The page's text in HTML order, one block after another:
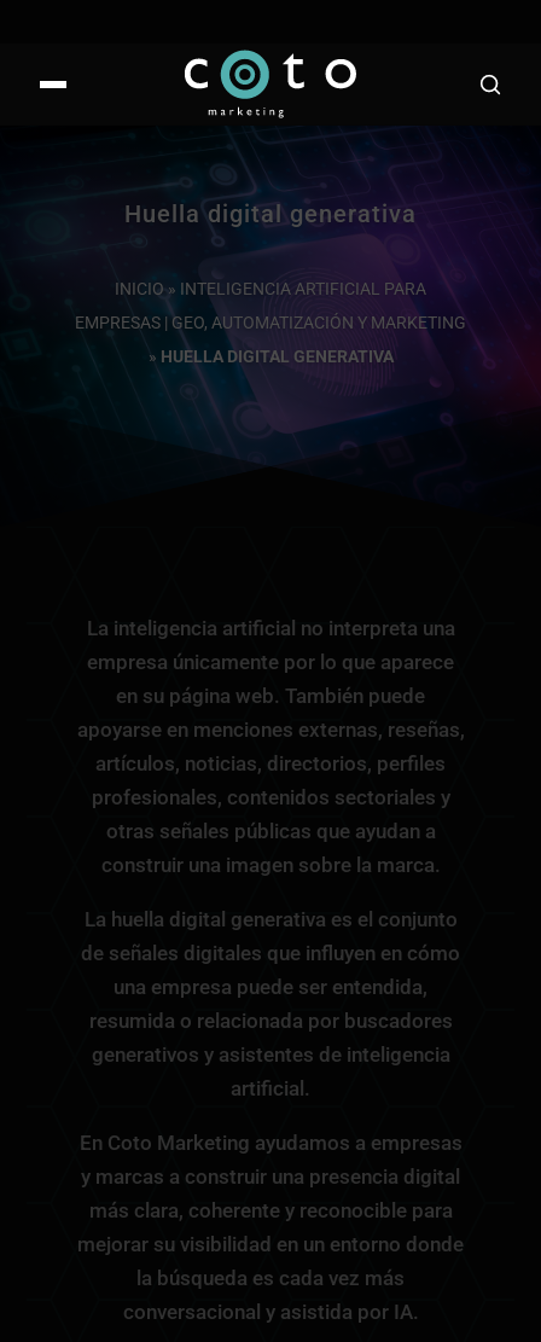
Huella digital generativa
INICIO » INTELIGENCIA ARTIFICIAL PARA
EMPRESAS | GEO, AUTOMATIZACIÓN Y MARKETING
» HUELLA DIGITAL GENERATIVA
La inteligencia artificial no interpreta una
empresa únicamente por lo que aparece
en su página web. También puede
apoyarse en menciones externas, reseñas,
artículos, noticias, directorios, perfiles
profesionales, contenidos sectoriales y
otras señales públicas que ayudan a
construir una imagen sobre la marca.
La huella digital generativa es el conjunto
de señales digitales que influyen en cómo
una empresa puede ser entendida,
resumida o relacionada por buscadores
generativos y asistentes de inteligencia
artificial.
En Coto Marketing ayudamos a empresas
y marcas a construir una presencia digital
más clara, coherente y reconocible para
mejorar su visibilidad en un entorno donde
la búsqueda es cada vez más
conversacional y asistida por IA.